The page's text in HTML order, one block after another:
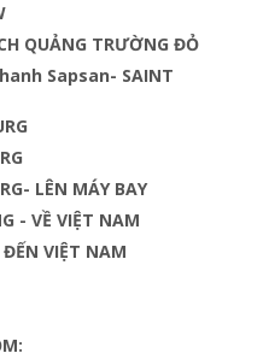
QUẢNG TRƯỜNG ĐỎ
Sapsan- SAINT
LÊN MÁY BAY
- VỀ VIỆT NAM
VIỆT NAM